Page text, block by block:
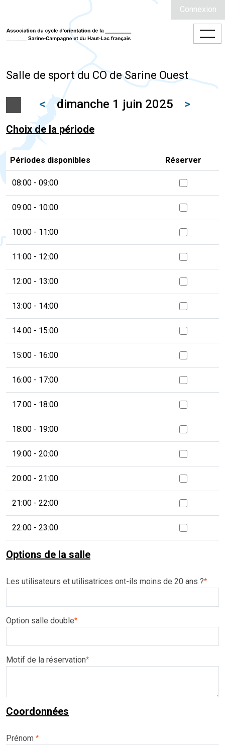
Connexion
Salle de sport du CO de Sarine Ouest
< dimanche 1 juin 2025 >
Choix de la période
Périodes disponibles Réserver
08:00 - 09:00
09:00 - 10:00
10:00 - 11:00
11:00 - 12:00
12:00 - 13:00
13:00 - 14:00
14:00 - 15:00
15:00 - 16:00
16:00 - 17:00
17:00 - 18:00
18:00 - 19:00
19:00 - 20:00
20:00 - 21:00
21:00 - 22:00
22:00 - 23:00
Options de la salle
Les utilisateurs et utilisatrices ont-ils moins de 20 ans ?*
Option salle double*
Motif de la réservation*
Coordonnées
Prénom *